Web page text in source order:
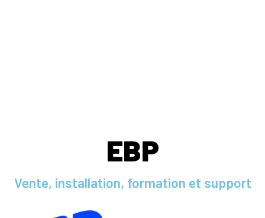
EBP
Vente, installation, formation et support